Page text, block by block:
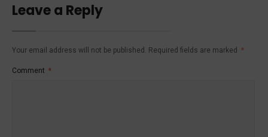
Leave a Reply
Your email address will not be published. Required fields are marked *
Comment *